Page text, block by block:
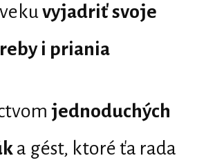
vyjadriť svoje
i priania
jednoduchých
a gést, ktoré ťa rada